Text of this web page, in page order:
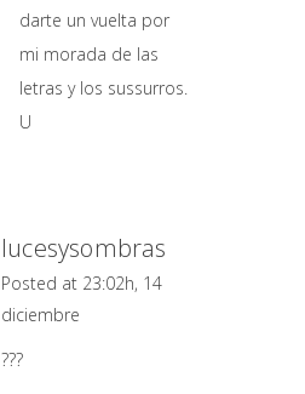
darte un vuelta por
mi morada de las
letras y los sussurros.
U
lucesysombras
Posted at 23:02h, 14
diciembre
???